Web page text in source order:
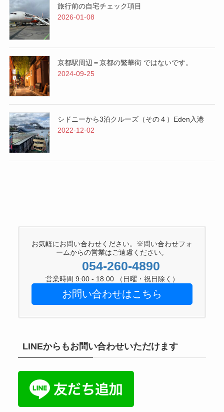
旅行前の自宅チェック項目
2026-01-08
京都駅周辺＝京都の繁華街 ではないです。
2024-09-25
シドニーから3泊クルーズ（その４）Eden入港
2022-12-02
お気軽にお問い合わせください。※問い合わせフォ
ームからの営業はご遠慮ください。
054-260-4890
営業時間 9:00 - 18:00 （日曜・祝日除く）
お問い合わせはこちら
LINEからもお問い合わせいただけます